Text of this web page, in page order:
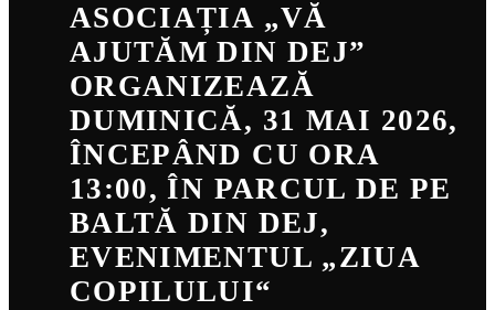
ASOCIAȚIA „VĂ
AJUTĂM DIN DEJ”
ORGANIZEAZĂ
DUMINICĂ, 31 MAI 2026,
ÎNCEPÂND CU ORA
13:00, ÎN PARCUL DE PE
BALTĂ DIN DEJ,
EVENIMENTUL „ZIUA
COPILULUI“